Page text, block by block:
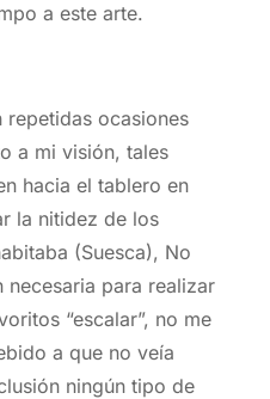
a este arte.
repetidas ocasiones
a mi visión, tales
hacia el tablero en
la nitidez de los
(Suesca), No
para realizar
“escalar”, no me
a que no veía
ningún tipo de